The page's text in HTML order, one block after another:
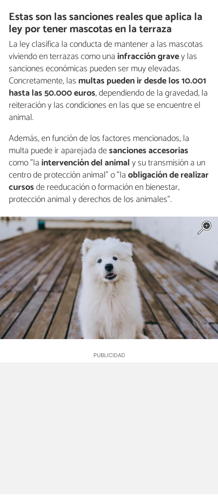
Estas son las sanciones reales que aplica la
ley por tener mascotas en la terraza
La ley clasifica la conducta de mantener a las mascotas
viviendo en terrazas como una infracción gravey las
sanciones económicas pueden ser muy elevadas.
Concretamente, las multas pueden ir desde los 10.001
hasta las 50.000 euros, dependiendo de la gravedad, la
reiteración y las condiciones en las que se encuentre el
animal.
Además, en función de los factores mencionados, la
multa puede ir aparejada desanciones accesorias
como "la intervención del animaly su transmisión a un
centro de protección animal" o "laobligación de realizar
cursosde reeducación o formación en bienestar,
protección animal y derechos de los animales".